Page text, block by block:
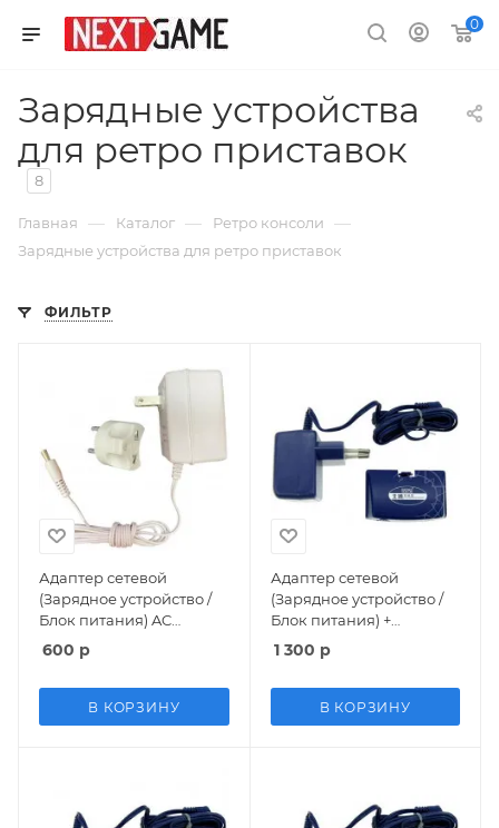
0
Зарядные устройства
для ретро приставок
8
Главная — Каталог — Ретро консоли —
Зарядные устройства для ретро приставок
ФИЛЬТР
Адаптер сетевой
(Зарядное устройство /
Блок питания) AC
Adaptor 220v 9V 850mA
Белый (Старого образца)
600 р
В КОРЗИНУ
Адаптер сетевой
(Зарядное устройство /
Блок питания) +
Аккумулятор 600 mAh
(BTP-A117) (GBA)
1 300 р
В КОРЗИНУ